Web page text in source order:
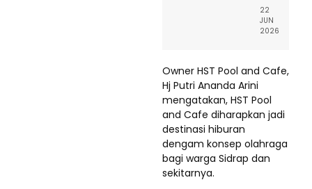
22
JUN
2026
Owner HST Pool and Cafe,
Hj Putri Ananda Arini
mengatakan, HST Pool
and Cafe diharapkan jadi
destinasi hiburan
dengam konsep olahraga
bagi warga Sidrap dan
sekitarnya.